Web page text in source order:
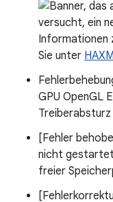
Informationen
Sie unter
GPU OpenGL
Treiberabsturz
[Fehler
nicht gestartet
freier